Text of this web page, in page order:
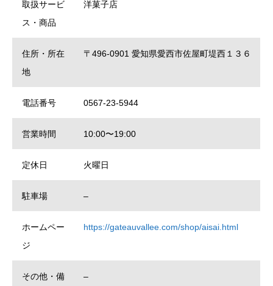
取扱サービ
ス・商品
洋菓子店
住所・所在
地
〒496-0901 愛知県愛西市佐屋町堤西１３６
電話番号 0567-23-5944
営業時間 10:00〜19:00
定休日 火曜日
駐車場 –
ホームペー
ジ
https://gateauvallee.com/shop/aisai.html
その他・備 –